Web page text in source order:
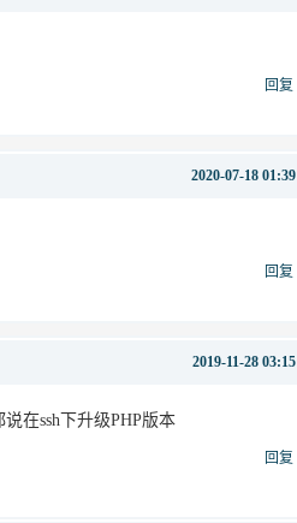
回复
2020-07-18 01:39
回复
2019-11-28 03:15
在ssh下升级PHP版本
回复